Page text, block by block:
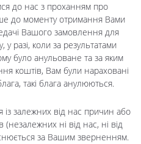
до нас з проханням про
до моменту отримання Вами
Вашого замовлення для
у разі, коли за результатами
було анульоване та за яким
коштів, Вам були нараховані
такі блага анулюються.
залежних від нас причин або
(незалежних ні від нас, ні від
за Вашим зверненням.